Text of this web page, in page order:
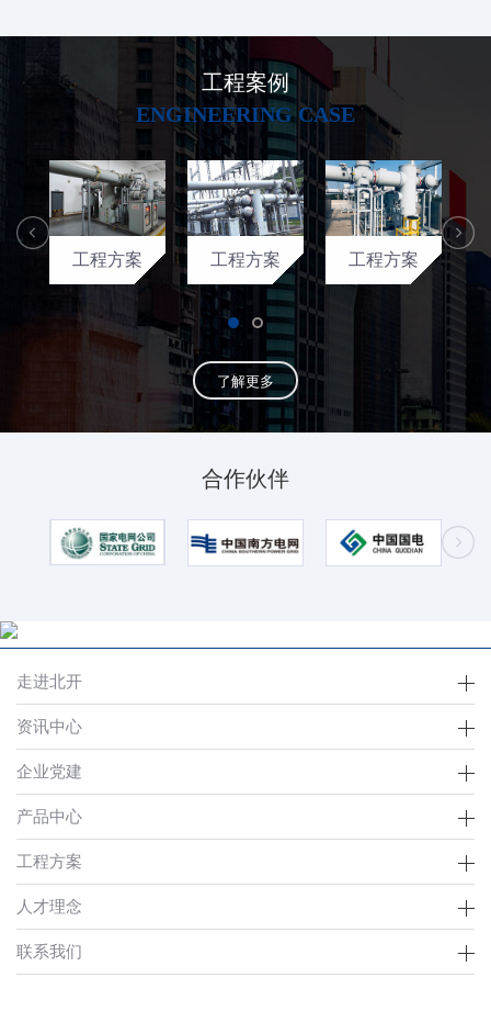
工程案例
ENGINEERING CASE
工程方案 工程方案 工程方案
了解更多
合作伙伴
走进北开
资讯中心
企业党建
产品中心
工程方案
人才理念
联系我们